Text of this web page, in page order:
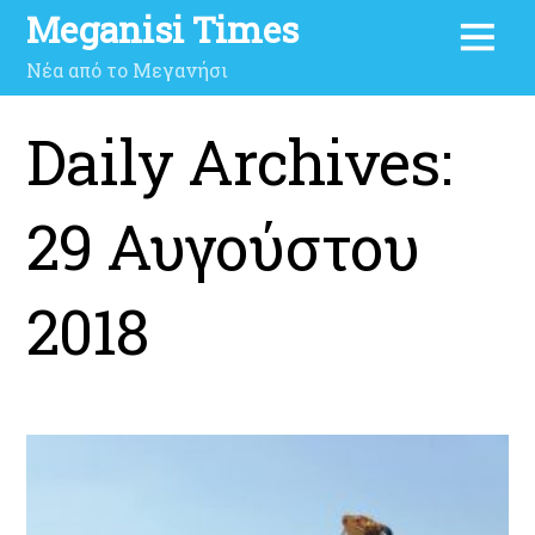
Meganisi Times
Νέα από το Μεγανήσι
Daily Archives:
29 Αυγούστου
2018